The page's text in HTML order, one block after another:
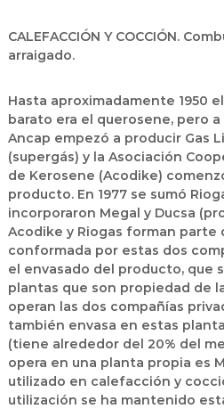
CALEFACCIÓN Y COCCIÓN.
arraigado.
Hasta aproximadamente 1950
barato era el querosene, pero
Ancap empezó a producir Gas
(supergás) y la Asociación
de Kerosene (Acodike)
producto. En 1977 se sumó
incorporaron Megal y Ducsa
Acodike y Riogas forman parte
conformada por estas dos
el envasado del producto, que
plantas que son propiedad de
operan las dos compañías
también envasa en estas
(tiene alrededor del 20% del
opera en una planta propia es
utilizado en calefacción y
utilización se ha mantenido